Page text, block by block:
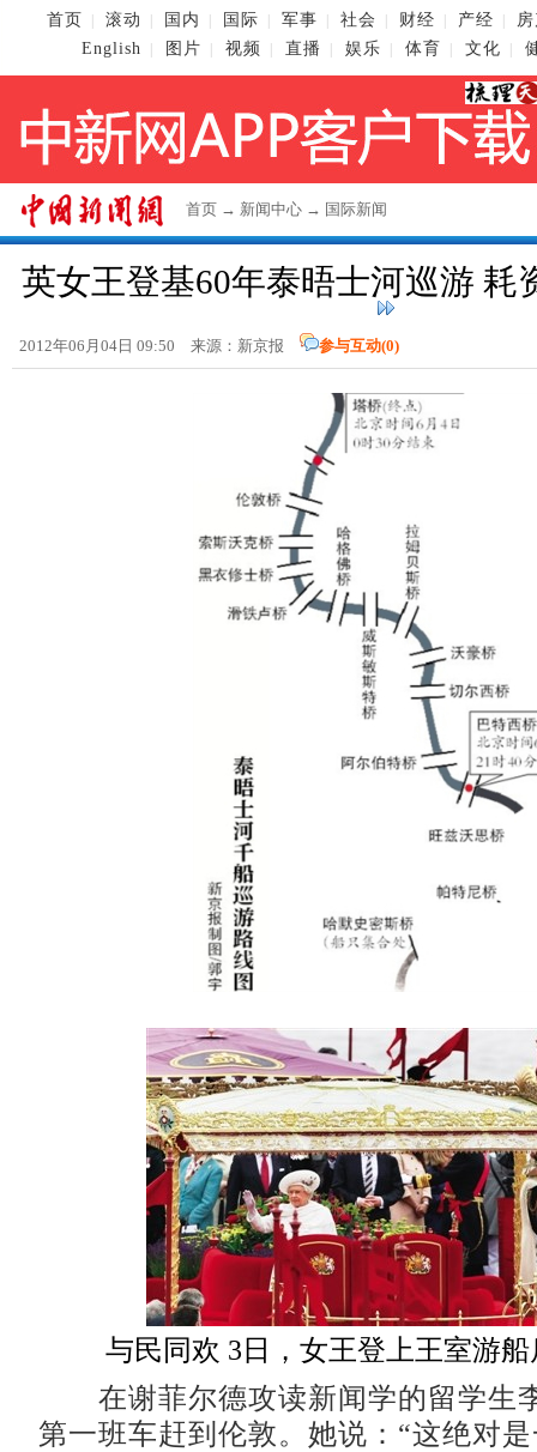
首页 滚动 国内 国际 军事 社会 财经 产经
English
图片 视频 直播 娱乐 体育 文化
首页 → 新闻中心 → 国际新闻
英女王登基60年泰晤士河巡游 耗
2012年06月04日 09:50 来源：新京报 参与互动(0)
与民同欢 3日，女王登上王室游
在谢菲尔德攻读新闻学的留学生
第一班车赶到伦敦。她说：“这绝对